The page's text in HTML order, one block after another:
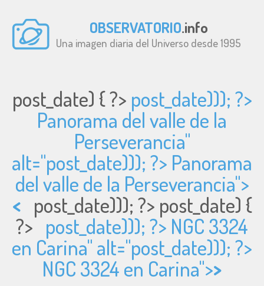
OBSERVATORIO.info
Una imagen diaria del Universo desde 1995
post_date) { ?> post_date))); ?>
Panorama del valle de la
Perseverancia"
alt="post_date))); ?> Panorama
del valle de la Perseverancia">
< post_date))); ?> post_date) {
?> post_date))); ?> NGC 3324
en Carina" alt="post_date))); ?>
NGC 3324 en Carina">>